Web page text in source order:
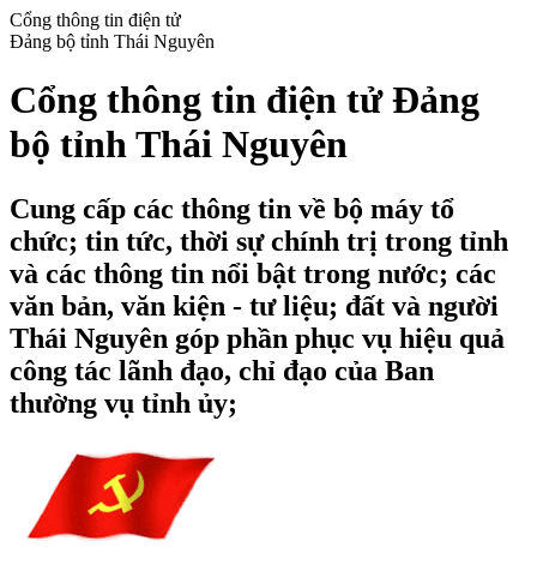
Cổng thông tin điện tử
Đảng bộ tỉnh Thái Nguyên
Cổng thông tin điện tử Đảng
bộ tỉnh Thái Nguyên
Cung cấp các thông tin về bộ máy tổ
chức; tin tức, thời sự chính trị trong tỉnh
và các thông tin nổi bật trong nước; các
văn bản, văn kiện - tư liệu; đất và người
Thái Nguyên góp phần phục vụ hiệu quả
công tác lãnh đạo, chỉ đạo của Ban
thường vụ tỉnh ủy;